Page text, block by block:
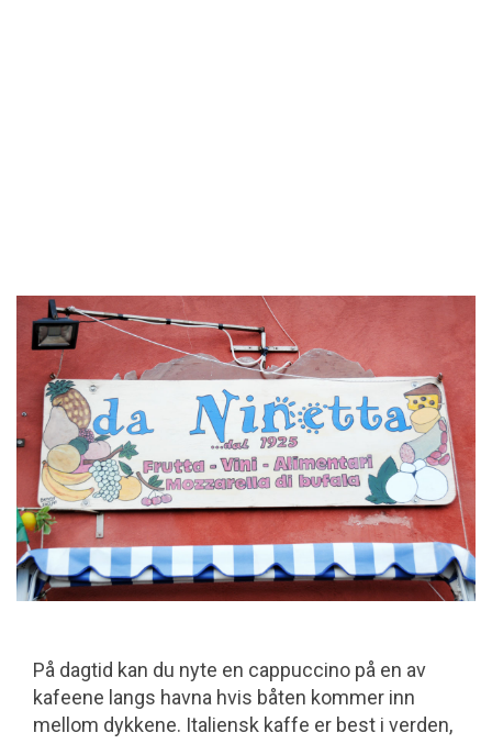
På dagtid kan du nyte en cappuccino på en av
kafeene langs havna hvis båten kommer inn
mellom dykkene. Italiensk kaffe er best i verden,